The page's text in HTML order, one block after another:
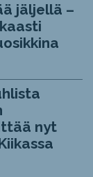
jäljellä –
nyt